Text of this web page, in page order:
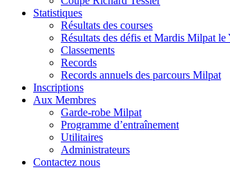
Statistiques
Résultats des courses
Résultats des défis et Mardis Milpat le
Classements
Records
Records annuels des parcours Milpat
Inscriptions
Aux Membres
Garde-robe Milpat
Programme d’entraînement
Utilitaires
Administrateurs
Contactez nous